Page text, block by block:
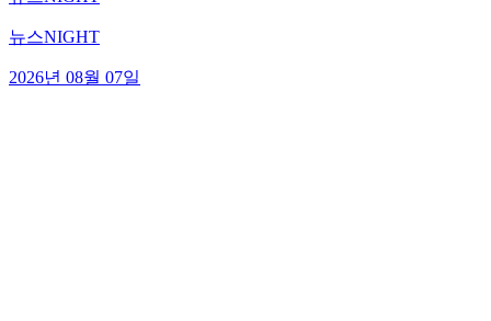
뉴스NIGHT
2026년 08월 07일